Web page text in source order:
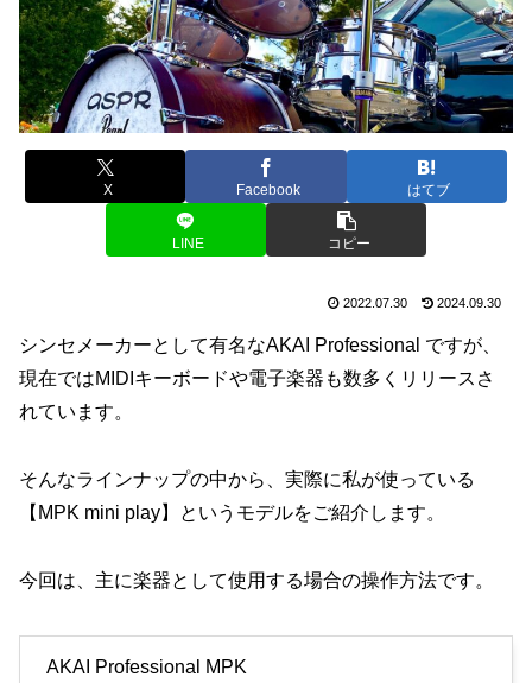
X Facebook はてブ
LINE コピー
2022.07.30 2024.09.30
シンセメーカーとして有名なAKAI Professional ですが、
現在ではMIDIキーボードや電子楽器も数多くリリースさ
れています。
そんなラインナップの中から、実際に私が使っている
【MPK mini play】というモデルをご紹介します。
今回は、主に楽器として使用する場合の操作方法です。
AKAI Professional MPK